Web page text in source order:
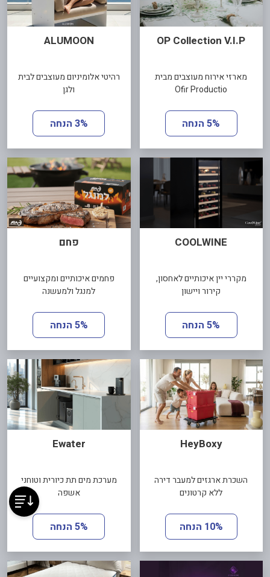
OP Collection V.I.P
מארזי אירוח מעוצבים מבית
Ofir Productio
5% הנחה
ALUMOON
רהיטי אלומיניום מעוצבים לבית
ולגן
3% הנחה
COOLWINE
מקררי יין איכותיים לאחסון,
קירור ויישון
5% הנחה
פחם
פחמים איכותיים ומקצועיים
למנגל ולמעשנה
5% הנחה
HeyBoxy
השכרת ארגזים למעבר דירה
ללא קרטונים
10% הנחה
Ewater
מערכת מים תת כיורית וטוחני
אשפה
5% הנחה